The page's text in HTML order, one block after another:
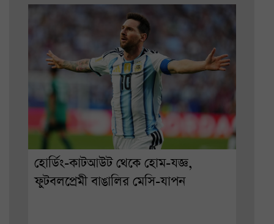
হোর্ডিং-কাটআউট থেকে হোম-যজ্ঞ,
ফুটবলপ্রেমী বাঙালির মেসি-যাপন